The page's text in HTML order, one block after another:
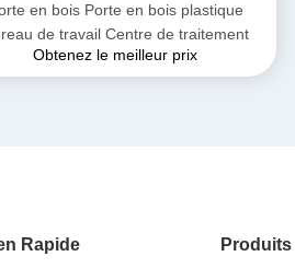
en bois Porte en bois plastique
de travail Centre de traitement
Obtenez le meilleur prix
Rapide Produits